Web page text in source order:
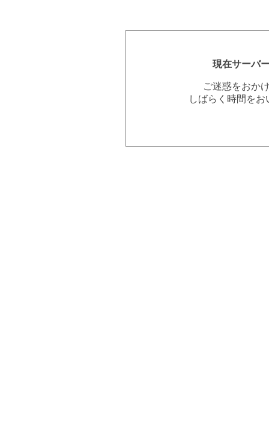
現在サーバ
ご迷惑をおか
しばらく時間を